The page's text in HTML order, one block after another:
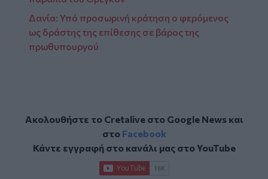
Δανία: Υπό προσωρινή κράτηση ο φερόμενος
ως δράστης της επίθεσης σε βάρος της
πρωθυπουργού
Ακολουθήστε το Cretalive στο Google Newsκαι
στο Facebook
Κάντε εγγραφή στο κανάλι μας στοYouTube